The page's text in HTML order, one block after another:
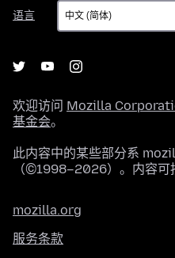
语言
语
言
欢迎访问 Mozilla
基金会。
此内容中的某些部分系
（©1998–2026）。内容可
mozilla.org
服务条款